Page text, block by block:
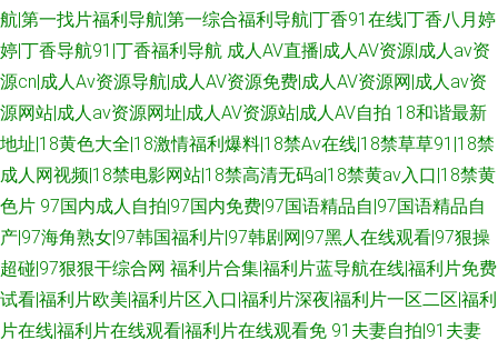
航|第一找片福利导航|第一综合福利导航|丁香91在线|丁香八月婷
婷|丁香导航91|丁香福利导航 成人AV直播|成人AV资源|成人av资
源cn|成人Av资源导航|成人AV资源免费|成人AV资源网|成人av资
源网站|成人av资源网址|成人AV资源站|成人AV自拍 18和谐最新
地址|18黄色大全|18激情福利爆料|18禁Av在线|18禁草草91|18禁
成人网视频|18禁电影网站|18禁高清无码a|18禁黄av入口|18禁黄
色片 97国内成人自拍|97国内免费|97国语精品自|97国语精品自
产|97海角熟女|97韩国福利片|97韩剧网|97黑人在线观看|97狠操
超碰|97狠狠干综合网 福利片合集|福利片蓝导航在线|福利片免费
试看|福利片欧美|福利片区入口|福利片深夜|福利片一区二区|福利
片在线|福利片在线观看|福利片在线观看免 91夫妻自拍|91夫妻